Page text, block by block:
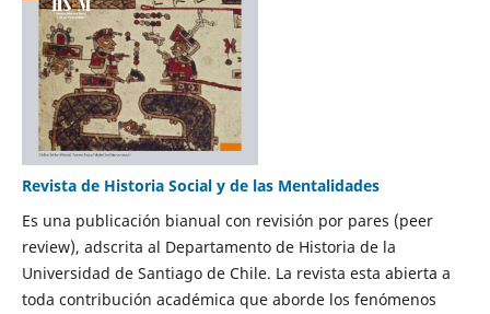
Revista de Historia Social y de las Mentalidades
Es una publicación bianual con revisión por pares (peer
review), adscrita al Departamento de Historia de la
Universidad de Santiago de Chile. La revista esta abierta a
toda contribución académica que aborde los fenómenos